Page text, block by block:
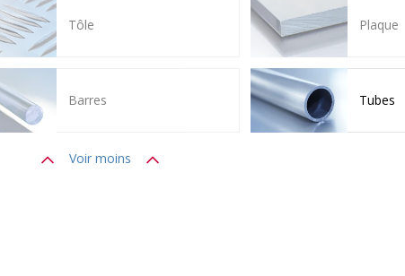
Tôle Plaque
Barres Tubes
Voir moins